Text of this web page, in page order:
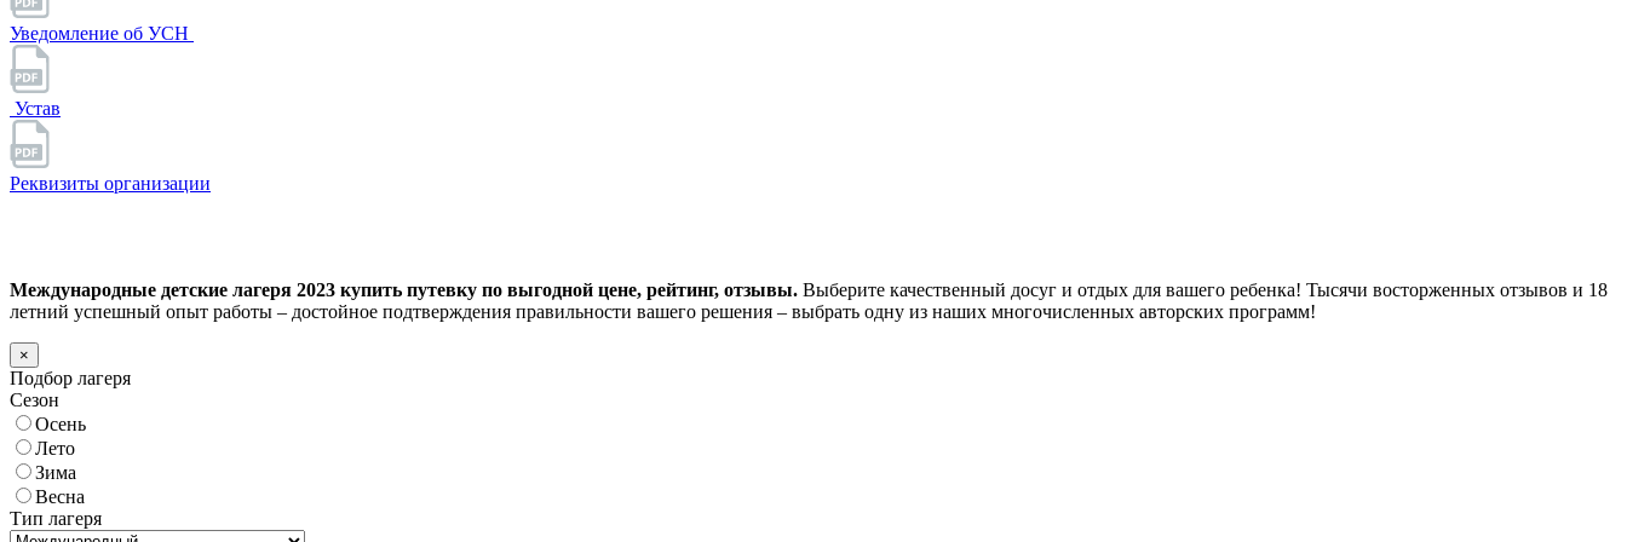
Уведомление об УСН
Устав
Реквизиты организации
Международные детские лагеря 2023 купить путевку по выгодной цене, рейтинг, отзывы. Выберите качественный досуг и отдых для вашего ребенка! Тысячи восторженных отзывов и 18
летний успешный опыт работы – достойное подтверждения правильности вашего решения – выбрать одну из наших многочисленных авторских программ!
×
Подбор лагеря
Сезон
Осень
Лето
Зима
Весна
Тип лагеря